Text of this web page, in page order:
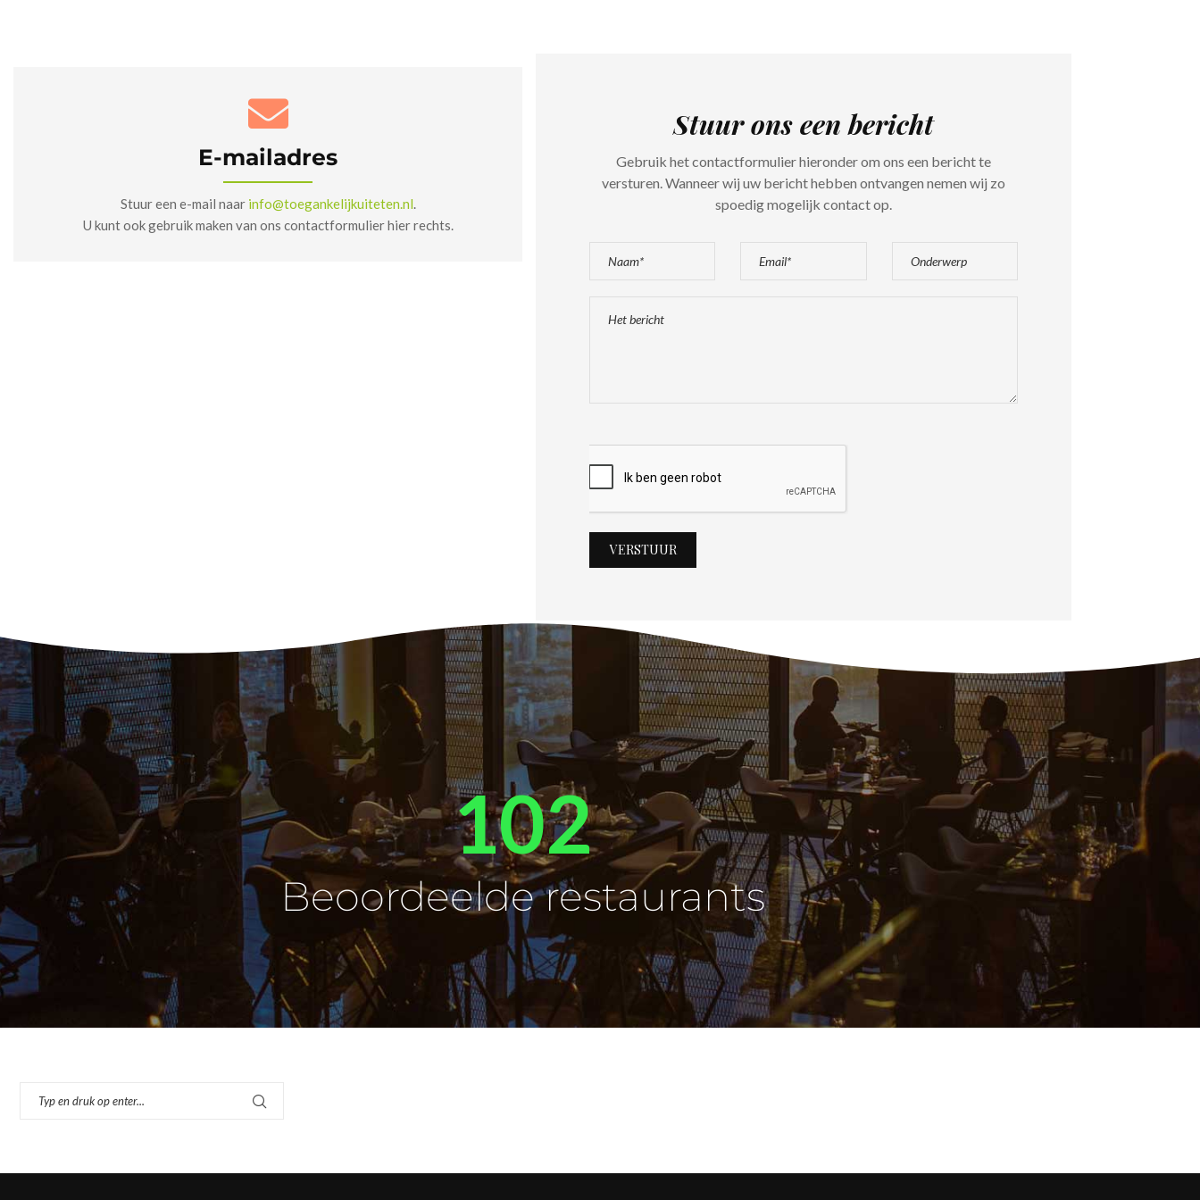
E-mailadres
Stuur een e-mail naar info@toegankelijkuiteten.nl.
U kunt ook gebruik maken van ons contactformulier hier rechts.
Stuur ons een bericht
Gebruik het contactformulier hieronder om ons een bericht te
versturen. Wanneer wij uw bericht hebben ontvangen nemen wij zo
spoedig mogelijk contact op.
102
Beoordeelde restaurants